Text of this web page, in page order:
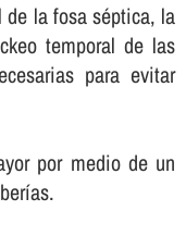
la fosa séptica, la
temporal de las
para evitar
por medio de un